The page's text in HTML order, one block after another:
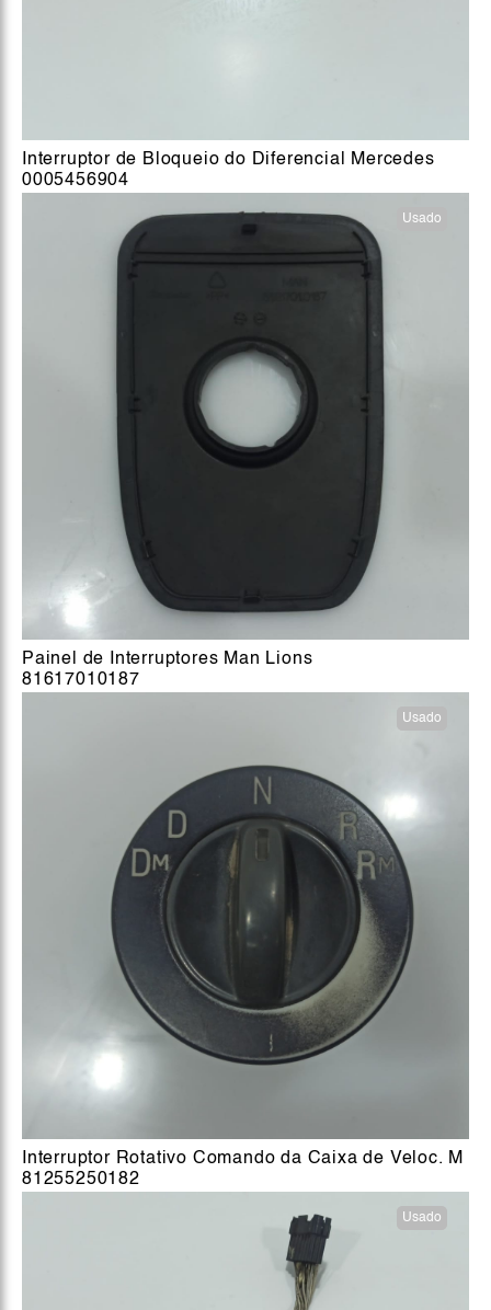
Interruptor de Bloqueio do Diferencial Mercedes
0005456904
Usado
Painel de Interruptores Man Lions
81617010187
Usado
Interruptor Rotativo Comando da Caixa de Veloc. M
81255250182
Usado